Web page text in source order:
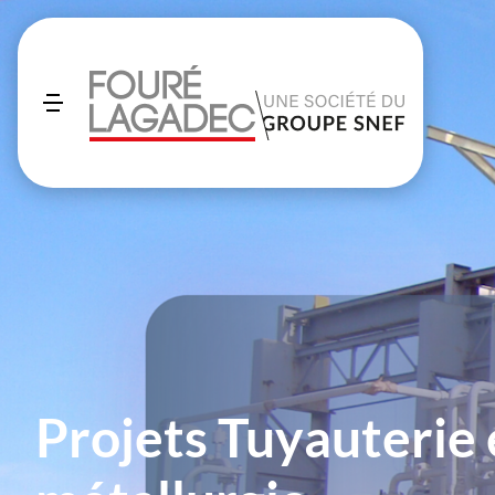
Projets Tuyauterie